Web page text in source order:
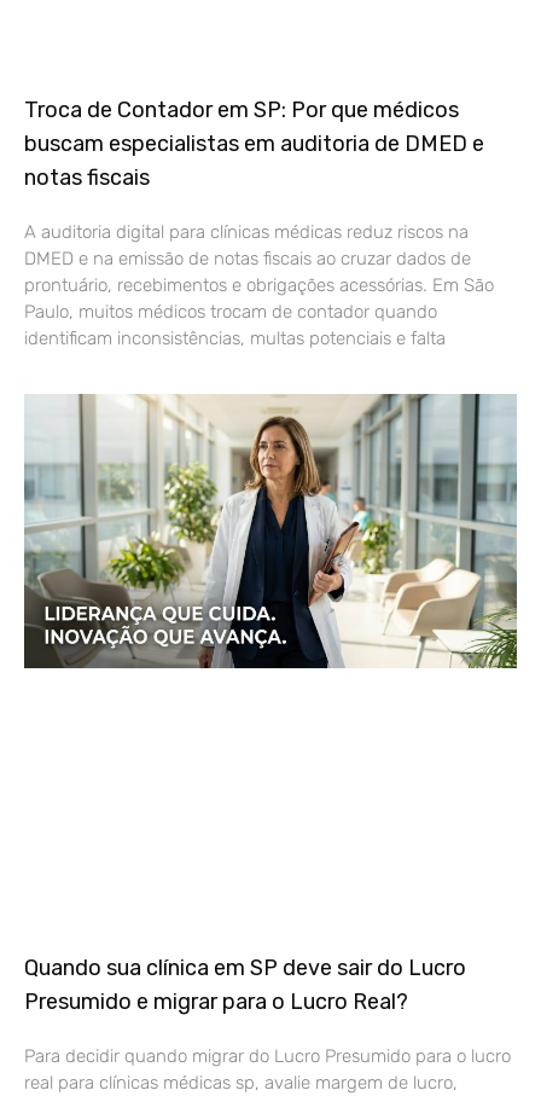
Troca de Contador em SP: Por que médicos
buscam especialistas em auditoria de DMED e
notas fiscais
A auditoria digital para clínicas médicas reduz riscos na
DMED e na emissão de notas fiscais ao cruzar dados de
prontuário, recebimentos e obrigações acessórias. Em São
Paulo, muitos médicos trocam de contador quando
identificam inconsistências, multas potenciais e falta
Quando sua clínica em SP deve sair do Lucro
Presumido e migrar para o Lucro Real?
Para decidir quando migrar do Lucro Presumido para o lucro
real para clínicas médicas sp, avalie margem de lucro,